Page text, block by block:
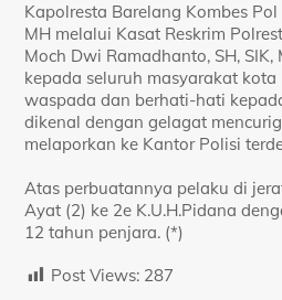
Kapolresta Barelang Kombes Pol
MH melalui Kasat Reskrim
Moch Dwi Ramadhanto, SH,
kepada seluruh masyarakat
waspada dan berhati-hati
dikenal dengan gelagat
melaporkan ke Kantor Polisi
Atas perbuatannya pelaku di
Ayat (2) ke 2e K.U.H.Pidana
12 tahun penjara. (*)
Post Views: 287